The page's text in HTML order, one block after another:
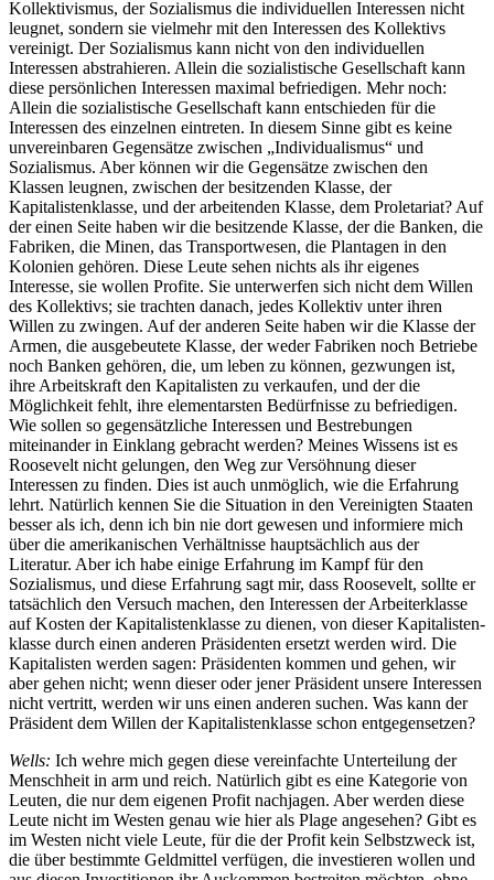
Kollektivismus, der Sozialismus die individuellen Interessen nicht
leugnet, sondern sie vielmehr mit den Interessen des Kollektivs
vereinigt. Der Sozialismus kann nicht von den individuellen
Interessen abstrahieren. Allein die sozialistische Gesellschaft kann
diese persönlichen Interessen maximal befriedigen. Mehr noch:
Allein die sozialistische Gesellschaft kann entschieden für die
Interessen des einzelnen eintreten. In diesem Sinne gibt es keine
unvereinbaren Gegensätze zwischen „Individualismus“ und
Sozialismus. Aber können wir die Gegensätze zwischen den
Klassen leugnen, zwischen der besitzenden Klasse, der
Kapitalistenklasse, und der arbeitenden Klasse, dem Proletariat? Auf
der einen Seite haben wir die besitzende Klasse, der die Banken, die
Fabriken, die Minen, das Transportwesen, die Plantagen in den
Kolonien gehören. Diese Leute sehen nichts als ihr eigenes
Interesse, sie wollen Profite. Sie unterwerfen sich nicht dem Willen
des Kollektivs; sie trachten danach, jedes Kollektiv unter ihren
Willen zu zwingen. Auf der anderen Seite haben wir die Klasse der
Armen, die ausgebeutete Klasse, der weder Fabriken noch Betriebe
noch Banken gehören, die, um leben zu können, gezwungen ist,
ihre Arbeitskraft den Kapitalisten zu verkaufen, und der die
Möglichkeit fehlt, ihre elementarsten Bedürfnisse zu befriedigen.
Wie sollen so gegensätzliche Interessen und Bestrebungen
miteinander in Einklang gebracht werden? Meines Wissens ist es
Roosevelt nicht gelungen, den Weg zur Versöhnung dieser
Interessen zu finden. Dies ist auch unmöglich, wie die Erfahrung
lehrt. Natürlich kennen Sie die Situation in den Vereinigten Staaten
besser als ich, denn ich bin nie dort gewesen und informiere mich
über die amerikanischen Verhältnisse hauptsächlich aus der
Literatur. Aber ich habe einige Erfahrung im Kampf für den
Sozialismus, und diese Erfahrung sagt mir, dass Roosevelt, sollte er
tatsächlich den Versuch machen, den Interessen der Arbeiterklasse
auf Kosten der Kapitalistenklasse zu dienen, von dieser Kapitalisten-
klasse durch einen anderen Präsidenten ersetzt werden wird. Die
Kapitalisten werden sagen: Präsidenten kommen und gehen, wir
aber gehen nicht; wenn dieser oder jener Präsident unsere Interessen
nicht vertritt, werden wir uns einen anderen suchen. Was kann der
Präsident dem Willen der Kapitalistenklasse schon entgegensetzen?
Wells: Ich wehre mich gegen diese vereinfachte Unterteilung der
Menschheit in arm und reich. Natürlich gibt es eine Kategorie von
Leuten, die nur dem eigenen Profit nachjagen. Aber werden diese
Leute nicht im Westen genau wie hier als Plage angesehen? Gibt es
im Westen nicht viele Leute, für die der Profit kein Selbstzweck ist,
die über bestimmte Geldmittel verfügen, die investieren wollen und